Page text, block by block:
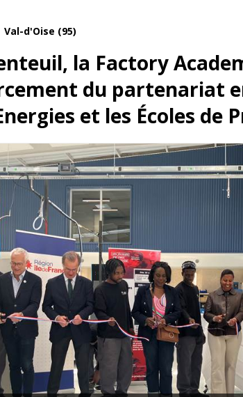
Val-d'Oise (95)
la Factory
du partenariat
et les Écoles de